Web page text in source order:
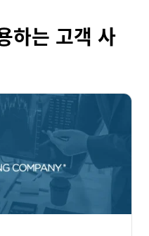
않고도 필요한 필드만 읽을
효과적으로 압축하고 선택
킵니다. CSV는 단순하고
는 고객 사